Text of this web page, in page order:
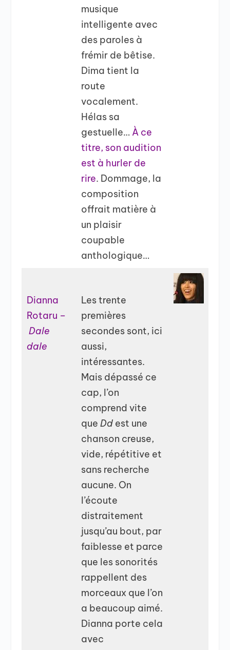
musique
intelligente avec
des paroles à
frémir de bêtise.
Dima tient la
route
vocalement.
Hélas sa
gestuelle… À ce
titre, son audition
est à hurler de
rire. Dommage, la
composition
offrait matière à
un plaisir
coupable
anthologique…
Dianna
Rotaru –
Dale
dale
Les trente
premières
secondes sont, ici
aussi,
intéressantes.
Mais dépassé ce
cap, l’on
comprend vite
queDd est une
chanson creuse,
vide, répétitive et
sans recherche
aucune. On
l’écoute
distraitement
jusqu’au bout, par
faiblesse et parce
que les sonorités
rappellent des
morceaux que l’on
a beaucoup aimé.
Dianna porte cela
avec